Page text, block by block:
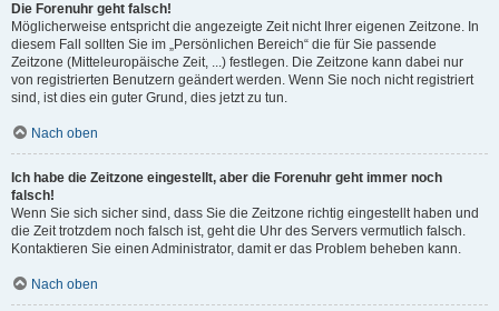
Die Forenuhr geht falsch!
Möglicherweise entspricht die angezeigte Zeit nicht Ihrer eigenen Zeitzone. In
diesem Fall sollten Sie im „Persönlichen Bereich“ die für Sie passende
Zeitzone (Mitteleuropäische Zeit, ...) festlegen. Die Zeitzone kann dabei nur
von registrierten Benutzern geändert werden. Wenn Sie noch nicht registriert
sind, ist dies ein guter Grund, dies jetzt zu tun.
Nach oben
Ich habe die Zeitzone eingestellt, aber die Forenuhr geht immer noch
falsch!
Wenn Sie sich sicher sind, dass Sie die Zeitzone richtig eingestellt haben und
die Zeit trotzdem noch falsch ist, geht die Uhr des Servers vermutlich falsch.
Kontaktieren Sie einen Administrator, damit er das Problem beheben kann.
Nach oben